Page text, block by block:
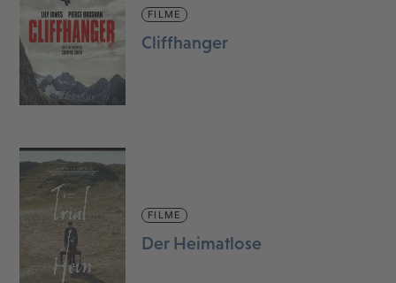
FILME
Cliffhanger
FILME
Der Heimatlose